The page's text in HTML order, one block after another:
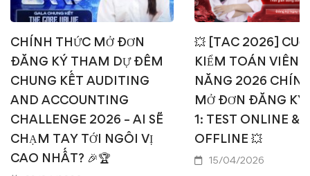
CHÍNH THỨC MỞ ĐƠN
ĐĂNG KÝ THAM DỰ ĐÊM
CHUNG KẾT AUDITING
AND ACCOUNTING
CHALLENGE 2026 – AI SẼ
CHẠM TAY TỚI NGÔI VỊ
CAO NHẤT? 🎉🏆
💥 [TAC 2026]
KIỂM TOÁN VIÊN
NĂNG 2026
MỞ ĐƠN ĐĂNG KÝ
1: TEST ONLINE &
OFFLINE 💥
15/04/2026